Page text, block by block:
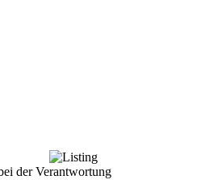
der Verantwortung